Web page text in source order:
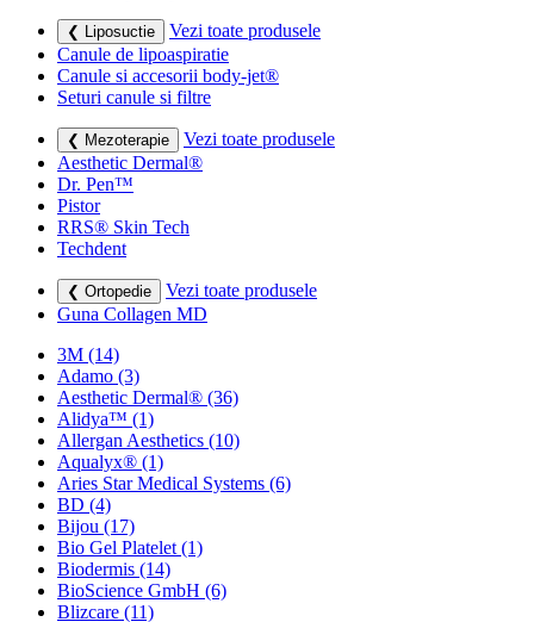
❮ Liposuctie
Vezi toate produsele
Canule de lipoaspiratie
Canule si accesorii body-jet®
Seturi canule si filtre
❮ Mezoterapie
Vezi toate produsele
Aesthetic Dermal®
Dr. Pen™
Pistor
RRS® Skin Tech
Techdent
❮ Ortopedie
Vezi toate produsele
Guna Collagen MD
3M (14)
Adamo (3)
Aesthetic Dermal® (36)
Alidya™ (1)
Allergan Aesthetics (10)
Aqualyx® (1)
Aries Star Medical Systems (6)
BD (4)
Bijou (17)
Bio Gel Platelet (1)
Biodermis (14)
BioScience GmbH (6)
Blizcare (11)